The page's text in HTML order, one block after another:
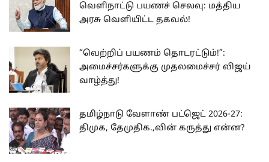
வெளிநாட்டு பயணச் செலவு: மத்திய
அரசு வெளியிட்ட தகவல்!
“வெற்றிப் பயணம் தொடரட்டும்!”:
அமைச்சர்களுக்கு முதலமைச்சர் விஜய்
வாழ்த்து!
தமிழ்நாடு வேளாண் பட்ஜெட் 2026-27:
திமுக, தேமுதிக.,வின் கருத்து என்ன?